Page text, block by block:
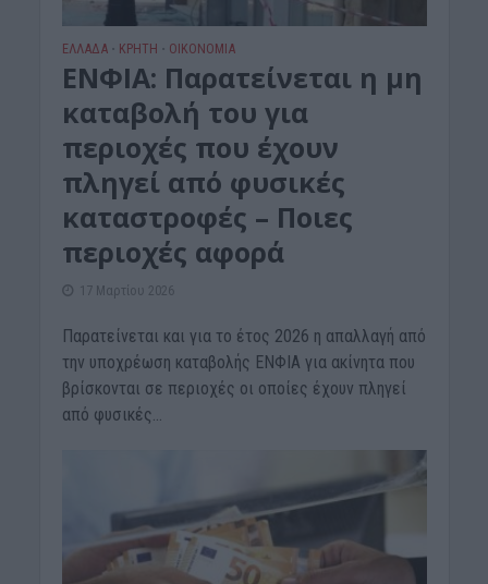
ΕΛΛΑΔΑ • ΚΡΗΤΗ • ΟΙΚΟΝΟΜΙΑ
ΕΝΦΙΑ: Παρατείνεται η μη
καταβολή του για
περιοχές που έχουν
πληγεί από φυσικές
καταστροφές – Ποιες
περιοχές αφορά
17 Μαρτίου 2026
Παρατείνεται και για το έτος 2026 η απαλλαγή από
την υποχρέωση καταβολής ΕΝΦΙΑ για ακίνητα που
βρίσκονται σε περιοχές οι οποίες έχουν πληγεί
από φυσικές...